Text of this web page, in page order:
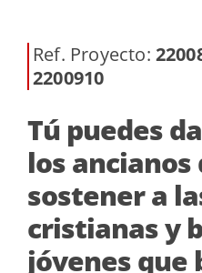
Ref. Proyecto:
2200910
Tú puedes
los ancianos
sostener a
cristianas y
jóvenes que